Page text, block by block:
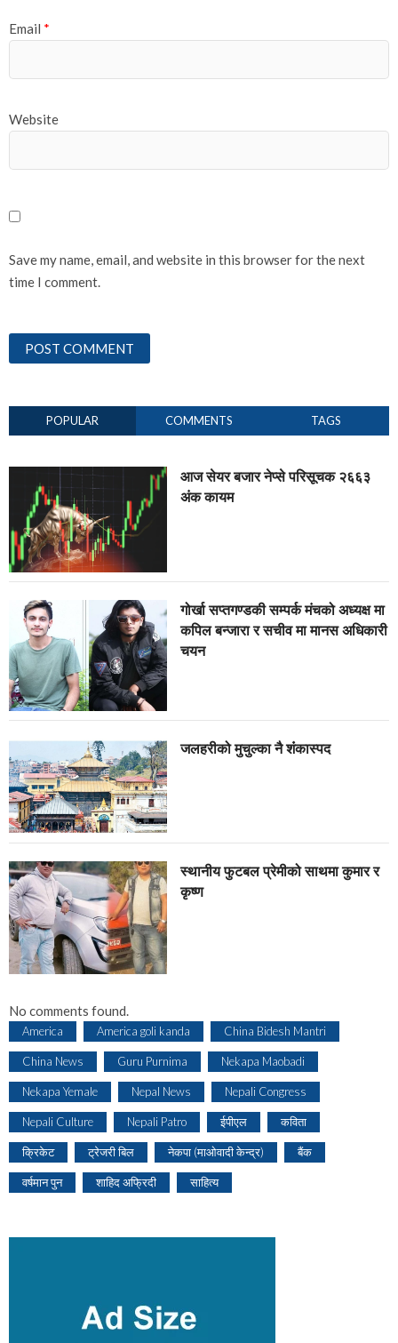
Email *
Website
Save my name, email, and website in this browser for the next
time I comment.
POPULAR COMMENTS TAGS
आज सेयर बजार नेप्से परिसूचक २६६३
अंक कायम
गोर्खा सप्तगण्डकी सम्पर्क मंचको अध्यक्ष मा
कपिल बन्जारा र सचीव मा मानस अधिकारी
चयन
जलहरीको मुचुल्का नै शंंकास्पद
स्थानीय फुटबल प्रेमीको साथमा कुमार र
कृष्ण
No comments found.
America America goli kanda China Bidesh Mantri
China News Guru Purnima Nekapa Maobadi
Nekapa Yemale Nepal News Nepali Congress
Nepali Culture Nepali Patro ईपीएल कविता
क्रिकेट ट्रेजरी बिल नेकपा (माओवादी केन्द्र) बैंक
वर्षमान पुन शाहिद अफ्रिदी साहित्य